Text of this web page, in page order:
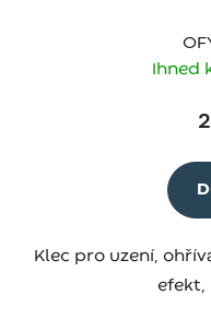
Ihned
Klec pro uzení,
efekt,